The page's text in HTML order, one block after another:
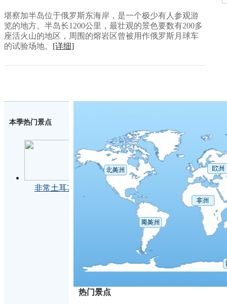
堪察加半岛位于俄罗斯东海岸，是一个极少有人参观游
览的地方。半岛长1200公里，最壮观的景色要数有200多
座活火山的地区，周围的熔岩区曾被用作俄罗斯月球车
的试验场地。 [详细]
本季热门景点
非常土耳其
热门景点